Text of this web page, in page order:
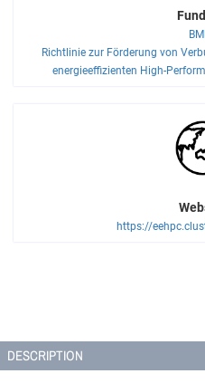
Richtlinie zur Förderung von
energieeffizienten High-​
https://
DESCRIPTION